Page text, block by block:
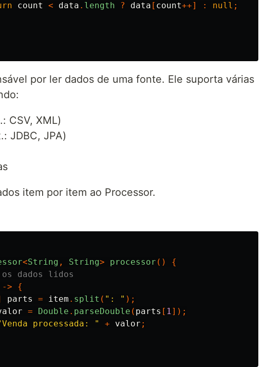
count < data . length ? data [ count++] : null ;
por ler dados de uma fonte. Ele suporta várias
CSV, XML)
JDBC, JPA)
item por item ao Processor.
<String , String> processor ()
{
dados lidos
->
{
parts = item . split ( ": " );
= Double . parseDouble ( parts [ 1]);
processada: " + valor ;